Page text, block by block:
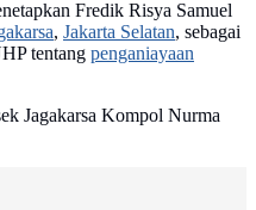
Fredik Risya Samuel
, Jakarta Selatan, sebagai
tentang penganiayaan
Jagakarsa Kompol Nurma